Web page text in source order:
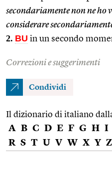
secondariamente non ne ho
considerare
2. BU in un secondo
Correzioni e suggerimenti
Condividi
Il dizionario di italiano
A B C D E F G H I
R S T U V W X Y Z